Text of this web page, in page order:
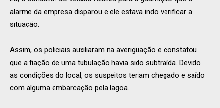
alarme da empresa disparou e ele estava indo verificar a
situação.
Assim, os policiais auxiliaram na averiguação e constatou
que a fiação de uma tubulação havia sido subtraída. Devido
as condições do local, os suspeitos teriam chegado e saído
com alguma embarcação pela lagoa.